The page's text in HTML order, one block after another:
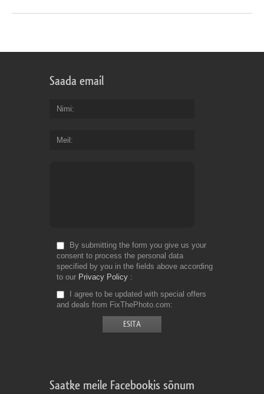
Saada email
Nimi
Meil
By submitting the form you give us your
consent to process the personal data
specified by you in the fields above according
to our Privacy Policy
I agree to be updated with special offers
and deals from FixThePhoto.com
Saatke meile Facebookis sõnum